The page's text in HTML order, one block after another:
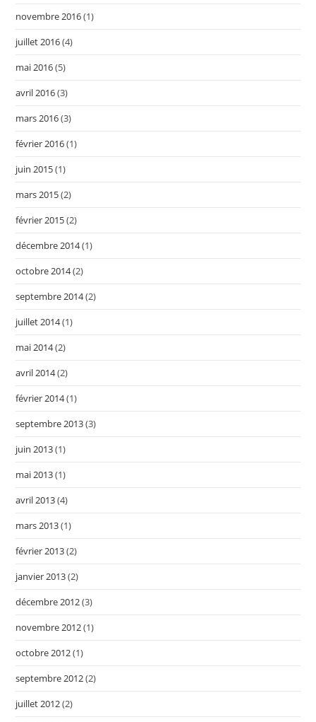
novembre 2016(1)
juillet 2016(4)
mai 2016(5)
avril 2016(3)
mars 2016(3)
février 2016(1)
juin 2015(1)
mars 2015(2)
février 2015(2)
décembre 2014(1)
octobre 2014(2)
septembre 2014(2)
juillet 2014(1)
mai 2014(2)
avril 2014(2)
février 2014(1)
septembre 2013(3)
juin 2013(1)
mai 2013(1)
avril 2013(4)
mars 2013(1)
février 2013(2)
janvier 2013(2)
décembre 2012(3)
novembre 2012(1)
octobre 2012(1)
septembre 2012(2)
juillet 2012(2)